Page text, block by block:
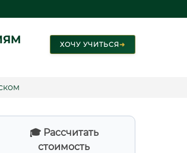
ХОЧУ УЧИТЬСЯ➜
🎓 Рассчитать
стоимость